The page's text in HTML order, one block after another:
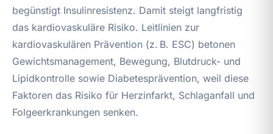
begünstigt Insulinresistenz. Damit steigt langfristig
das kardiovaskuläre Risiko. Leitlinien zur
kardiovaskulären Prävention (z. B. ESC) betonen
Gewichtsmanagement, Bewegung, Blutdruck- und
Lipidkontrolle sowie Diabetesprävention, weil diese
Faktoren das Risiko für Herzinfarkt, Schlaganfall und
Folgeerkrankungen senken.